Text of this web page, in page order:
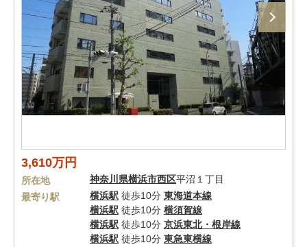
3,610万円
所在地 神奈川県横浜市西区平沼１丁目
最寄り駅
横浜駅 徒歩10分 東海道本線
横浜駅 徒歩10分 横須賀線
横浜駅 徒歩10分 京浜東北・根岸線
横浜駅 徒歩10分 東急東横線